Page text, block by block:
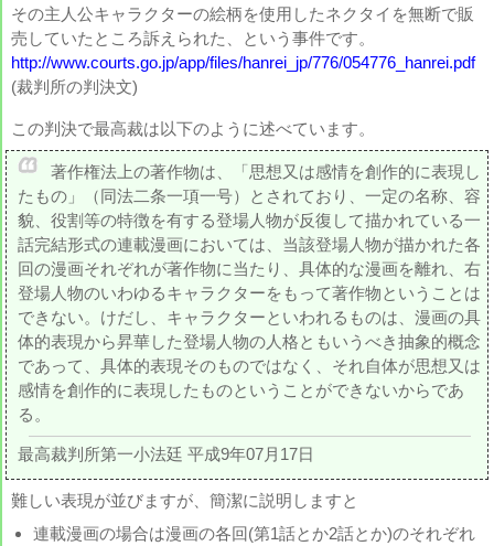
その主人公キャラクターの絵柄を使用したネクタイを無断で販
売していたところ訴えられた、という事件です。
http://www.courts.go.jp/app/files/hanrei_jp/776/054776_hanrei.pdf
(裁判所の判決文)
この判決で最高裁は以下のように述べています。
著作権法上の著作物は、「思想又は感情を創作的に表現し
たもの」（同法二条一項一号）とされており、一定の名称、容
貌、役割等の特徴を有する登場人物が反復して描かれている一
話完結形式の連載漫画においては、当該登場人物が描かれた各
回の漫画それぞれが著作物に当たり、具体的な漫画を離れ、右
登場人物のいわゆるキャラクターをもって著作物ということは
できない。けだし、キャラクターといわれるものは、漫画の具
体的表現から昇華した登場人物の人格ともいうべき抽象的概念
であって、具体的表現そのものではなく、それ自体が思想又は
感情を創作的に表現したものということができないからであ
る。
最高裁判所第一小法廷 平成9年07月17日
難しい表現が並びますが、簡潔に説明しますと
連載漫画の場合は漫画の各回(第1話とか2話とか)のそれぞれ